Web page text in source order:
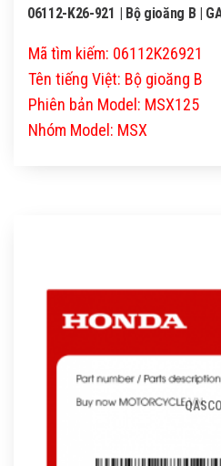
06112-K26-921 | Bộ gioăng B |
Mã tìm kiếm: 06112K26921
Tên tiếng Việt: Bộ gioăng B
Phiên bản Model: MSX125
Nhóm Model: MSX
QASCO